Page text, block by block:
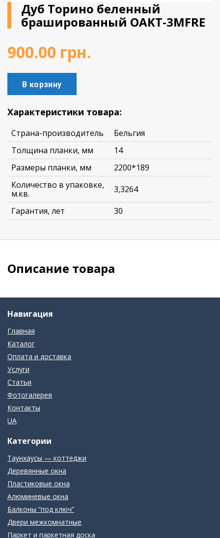
Дуб Торино беленный
брашированный OAKT-3MFRE
900.00 грн.
В корзину
Характеристики товара:
Страна-производитель
Бельгия
Толщина планки, мм
14
Размеры планки, мм
2200*189
Количество в упаковке,
м.кв.
3,3264
Гарантия, лет
30
Описание товара
Навигация
Главная
Каталог
Оплата и доставка
Услуги
Статьи
Фотогалерея
Контакты
UA
Категории
Таунхаусы — коттеджи
Деревянные окна
Пластиковые окна
Алюминевые окна
Балконы ”под ключ”
Двери межкомнатные
Паркет и паркетная доска